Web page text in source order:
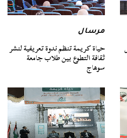
مرسال
حياة كريمة تنظم ندوة تعريفية لنشر
ثقافة التطوع بين طلاب جامعة
سوهاج